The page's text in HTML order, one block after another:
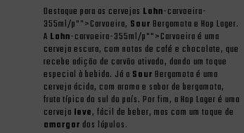
Destaque para as cervejas Lohn-carvoeira-
355ml/p"">Carvoeira, Sour Bergamota e Hop Lager.
A Lohn-carvoeira-355ml/p"">Carvoeira é uma
cerveja escura, com notas de café e chocolate, que
recebe adição de carvão ativado, dando um toque
especial à bebida. Já a Sour Bergamota é uma
cerveja ácida, com aroma e sabor de bergamota,
fruta típica do sul do país. Por fim, a Hop Lager é uma
cerveja leve, fácil de beber, mas com um toque de
amargor dos lúpulos.